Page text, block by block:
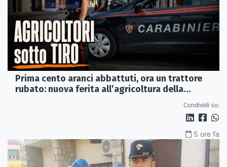
Prima cento aranci abbattuti, ora un trattore
rubato: nuova ferita all’agricoltura della
Condividi su:
5 ore fa